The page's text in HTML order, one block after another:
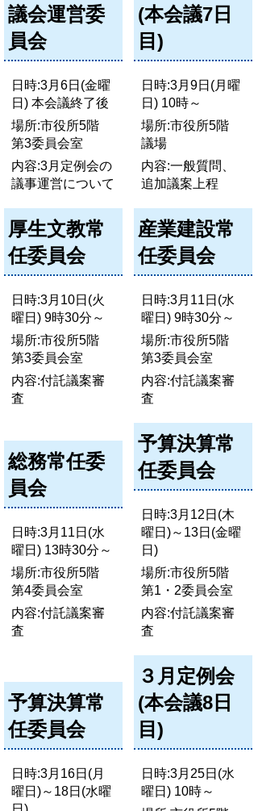
議会運営委
員会
日時:3月6日(金曜
日) 本会議終了後
場所:市役所5階
第3委員会室
内容:3月定例会の
議事運営について
(本会議7日
目)
日時:3月9日(月曜
日) 10時～
場所:市役所5階
議場
内容:一般質問、
追加議案上程
厚生文教常
任委員会
日時:3月10日(火
曜日) 9時30分～
場所:市役所5階
第3委員会室
内容:付託議案審
査
産業建設常
任委員会
日時:3月11日(水
曜日) 9時30分～
場所:市役所5階
第3委員会室
内容:付託議案審
査
総務常任委
員会
日時:3月11日(水
曜日) 13時30分～
場所:市役所5階
第4委員会室
内容:付託議案審
査
予算決算常
任委員会
日時:3月12日(木
曜日)～13日(金曜
日)
場所:市役所5階
第1・2委員会室
内容:付託議案審
査
予算決算常
任委員会
日時:3月16日(月
曜日)～18日(水曜
３月定例会
(本会議8日
目)
日時:3月25日(水
曜日) 10時～